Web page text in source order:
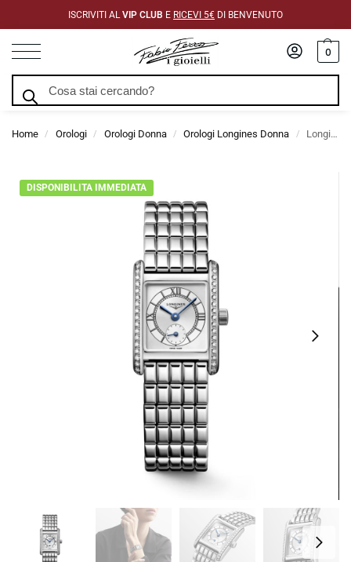
ISCRIVITI AL VIP CLUB E RICEVI 5€ DI BENVENUTO
0
Home / Orologi / Orologi Donna / Orologi Longines Donna / Longines Mini Dolcevita Quartz Argento con Diamanti 21,5 x 29 mm
DISPONIBILITA IMMEDIATA